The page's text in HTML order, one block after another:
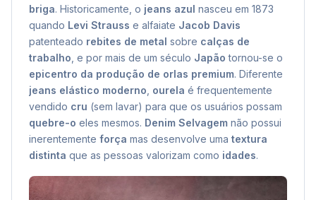
briga. Historicamente, o jeans azul nasceu em 1873
quando Levi Strauss e alfaiate Jacob Davis
patenteado rebites de metal sobre calças de
trabalho , e por mais de um século Japão tornou-se o
epicentro da produção de orlas premium. Diferente
jeans elástico moderno ourela é frequentemente
vendido cru (sem lavar) para que os usuários possam
quebre-o eles mesmos. Denim Selvagem não possui
inerentemente força mas desenvolve uma textura
distinta que as pessoas valorizam como idades.